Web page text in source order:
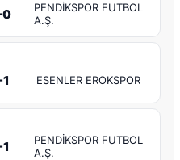
PENDİKSPOR FUTBOL
A.Ş.
ESENLER EROKSPOR
PENDİKSPOR FUTBOL
A.Ş.